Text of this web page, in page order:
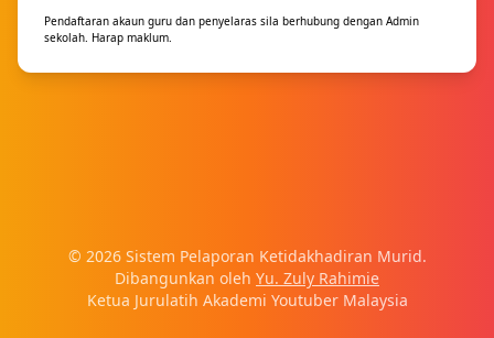
Pendaftaran akaun guru dan penyelaras sila berhubung dengan Admin
sekolah. Harap maklum.
© 2026 Sistem Pelaporan Ketidakhadiran Murid.
Dibangunkan oleh Yu. Zuly Rahimie
Ketua Jurulatih Akademi Youtuber Malaysia